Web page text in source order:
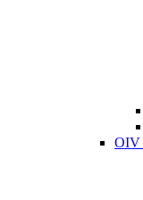
OIV